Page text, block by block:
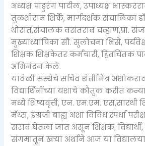
अध्यक्ष पांडुरंग पाटील, उपाध्यक्ष
तुळशीराम शिर्के, मार्गदर्शक संचालिका
थोरात,संचालक वसंतराव चव्हाण,प्रा.
मुख्याध्यापिका सौ. सुलोचना भिसे,
शिक्षक शिक्षकेतर कर्मचारी, हितचिंतक
अभिनंदन केले.
यावेळी संस्थेचे सचिव शेतीमित्र
विद्यार्थिनींच्या यशाचे कौतुक करीत
मध्ये शिष्यवृत्ती, एन. एम.एम. एस,सारथी
मॅथ्स, इंग्रजी बाह्य अशा विविध स्पर्धा
सराव घेतला जात असून शिक्षक,
संगमातून खऱ्या अर्थाने आज या